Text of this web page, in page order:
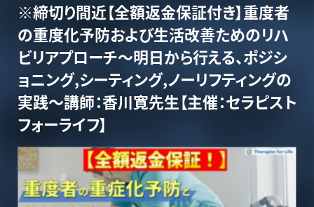
※締切り間近【全額返金保証付き】重度者
の重度化予防および生活改善ためのリハ
ビリアプローチ～明日から行える、ポジシ
ョニング,シーティング,ノーリフティングの
実践～講師：香川寛先生【主催：セラピスト
フォーライフ】